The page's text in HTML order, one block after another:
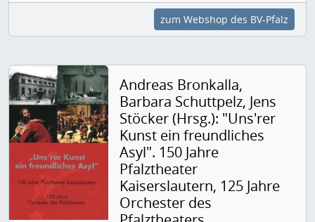
zum Webshop des BV-Pfalz
Andreas Bronkalla,
Barbara Schuttpelz, Jens
Stöcker (Hrsg.): "Uns'rer
Kunst ein freundliches
Asyl". 150 Jahre
Pfalztheater
Kaiserslautern, 125 Jahre
Orchester des